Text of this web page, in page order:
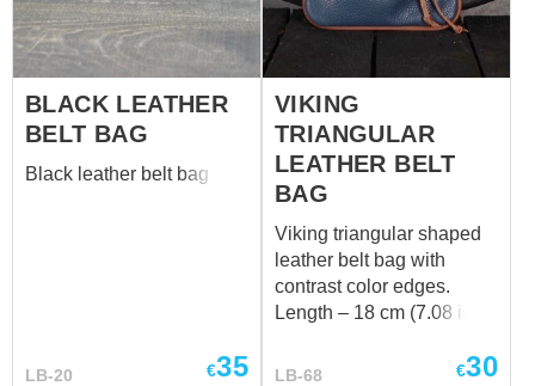
BLACK LEATHER
BELT BAG
Black leather belt bag
LB-20 €35
VIKING
TRIANGULAR
LEATHER BELT
BAG
Viking triangular shaped
leather belt bag with
contrast color edges.
Length – 18 cm (7.08 in)
2.36 in)
LB-68 €30